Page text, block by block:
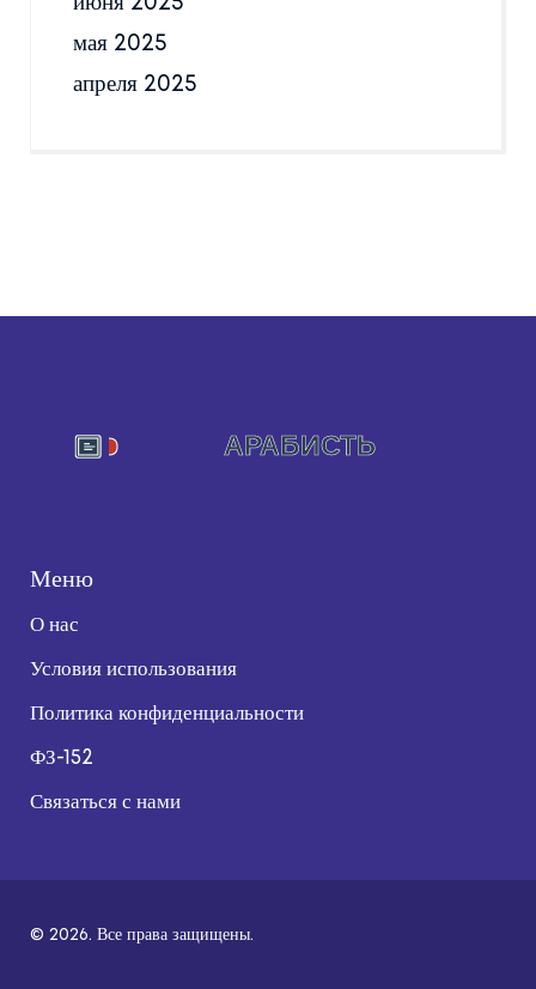
мая 2025
апреля 2025
Меню
О нас
Условия использования
Политика конфиденциальности
ФЗ-152
Связаться с нами
© 2026. Все права защищены.